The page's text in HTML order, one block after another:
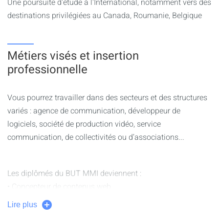
- Montrer son intérêt et sa motivation dans les matières
etc.),
- Savoir s'impliquer et s'organiser dans ses études (ou gérer
réussite en autonomie.
destinations privilégiées au Canada, Roumanie, Belgique
Métiers visés et insertion
professionnelle
Vous pourrez travailler dans des secteurs et des structures
variés : agence de communication, développeur de
logiciels, société de production vidéo, service
communication, de collectivités ou d’associations...
Les diplômés du BUT MMI deviennent :
• Concepteur de contenus web
• Assistant chef de projet Web
• Chargé de communication digitale
Lire plus